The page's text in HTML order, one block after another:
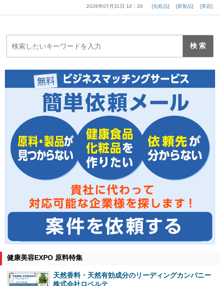
2026年07月31日 10：26 化粧品 新製品 美容
健康美容EXPO 原料特集
天然香料・天然有効成分のリーディングカンパニー
株式会社ロベルテ